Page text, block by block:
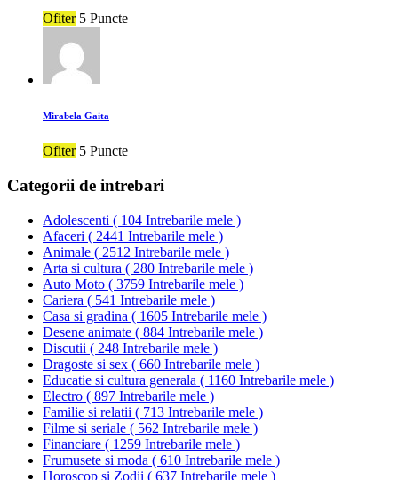
Ofiter 5 Puncte
Mirabela Gaita
Ofiter 5 Puncte
Categorii de intrebari
Adolescenti ( 104 Intrebarile mele )
Afaceri ( 2441 Intrebarile mele )
Animale ( 2512 Intrebarile mele )
Arta si cultura ( 280 Intrebarile mele )
Auto Moto ( 3759 Intrebarile mele )
Cariera ( 541 Intrebarile mele )
Casa si gradina ( 1605 Intrebarile mele )
Desene animate ( 884 Intrebarile mele )
Discutii ( 248 Intrebarile mele )
Dragoste si sex ( 660 Intrebarile mele )
Educatie si cultura generala ( 1160 Intrebarile mele )
Electro ( 897 Intrebarile mele )
Familie si relatii ( 713 Intrebarile mele )
Filme si seriale ( 562 Intrebarile mele )
Financiare ( 1259 Intrebarile mele )
Frumusete si moda ( 610 Intrebarile mele )
Horoscop si Zodii ( 637 Intrebarile mele )